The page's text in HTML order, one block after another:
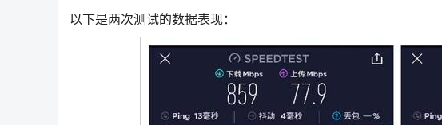
以下是两次测试的数据表现：